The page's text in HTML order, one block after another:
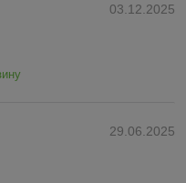
03.12.2025
29.06.2025